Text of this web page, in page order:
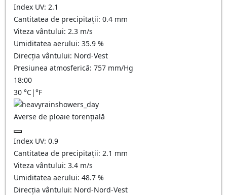
Index UV: 2.1
Cantitatea de precipitații: 0.4 mm
Viteza vântului: 2.3 m/s
Umiditatea aerului: 35.9 %
Direcția vântului: Nord-Vest
Presiunea atmosferică: 757 mm/Hg
18:00
30 °C|°F
Averse de ploaie torențială
Index UV: 0.9
Cantitatea de precipitații: 2.1 mm
Viteza vântului: 3.4 m/s
Umiditatea aerului: 48.7 %
Direcția vântului: Nord-Nord-Vest